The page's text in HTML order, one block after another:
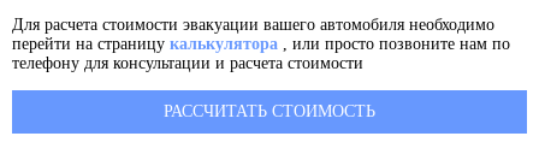
Для расчета стоимости эвакуации вашего автомобиля необходимо
перейти на страницу калькулятора , или просто позвоните нам по
телефону для консультации и расчета стоимости
РАССЧИТАТЬ СТОИМОСТЬ